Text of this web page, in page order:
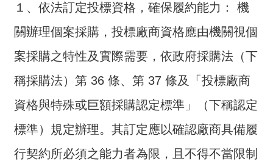
訊
快
遞
主
題
服
動
１、依法訂定投標資格，確保履約能力： 機
關辦理個案採購，投標廠商資格應由機關視個
案採購之特性及實際需要，依政府採購法（下
稱採購法）第 36 條、第 37 條及「投標廠商
資格與特殊或巨額採購認定標準」（下稱認定
標準）規定辦理。其訂定應以確認廠商具備履
行契約所必須之能力者為限，且不得不當限制